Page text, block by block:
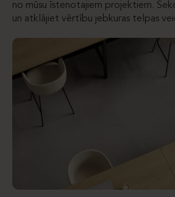
no mūsu īstenotajiem projektiem.
un atklājiet vērtību jebkuras telpas